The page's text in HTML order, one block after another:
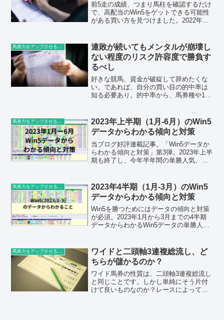
前5走の成績、つまり馬柱を確認するだけ
で、高配当のWin5をゲットできる可能性
がある買い方を見つけました。2022年宝
ます。
馬券力をアップさせる豆知識
連敗が続いてもメンタルが崩壊し
ない程度のリスク許容度で勝負す
るべし
好きな競馬、資金が破綻して辞めたくな
い。であれば、自分の買い目の的中率は
知る必要あり。的中率から、馬券種や1レ
ても、メンタルの安定に繋がります。
馬券力をアップさせる豆知識
2023年上半期（1月-6月）のWin5
データからわかる傾向と対策
当ブログ好評連載記事。「Win5データか
らわかる傾向と対策」第3弾。2023年上半
期も終了し、今年半年間の単勝人気、人
わかるデータと様々な切り口で的中に迫
ります。
2023年4半期（1月-3月）のWin5
データからわかる傾向と対策
Win5を勝つためにはデータの傾向と対策
が必須。2023年1月から3月までの4半期
データからわかるWin5データの単勝人
書いております。
ワイドと二頭軸3連複総流し、ど
ちらが儲かるのか？
ワイド馬券の性質は、二頭軸3連複総流し
と同じことです。しかし単純にそう片付
けて良いものなのか？レースによって使